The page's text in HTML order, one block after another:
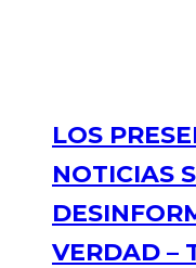
LOS
NOTICIAS
VERDAD –